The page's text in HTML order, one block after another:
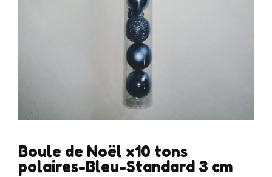
Boule de Noël x10 tons
polaires-Bleu-Standard 3 cm